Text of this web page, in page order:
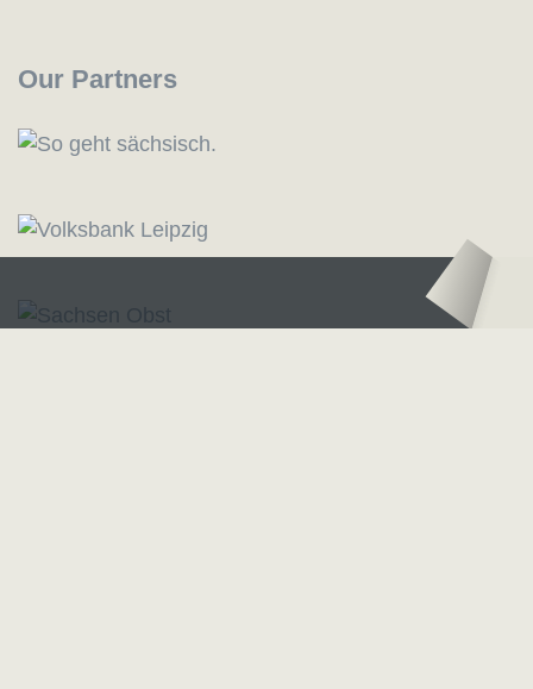
Logo – Sächsische Bläserphilharmonie
Logo –
Our Partners